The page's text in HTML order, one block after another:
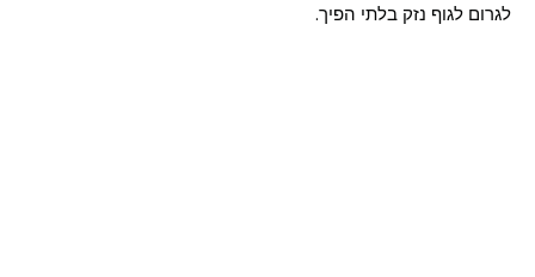
לגרום לגוף נזק בלתי הפיך.